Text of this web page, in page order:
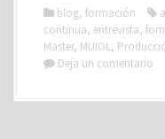
blog, formación
continua, entrevista,
Master, MUIOL,
Deja un comentario